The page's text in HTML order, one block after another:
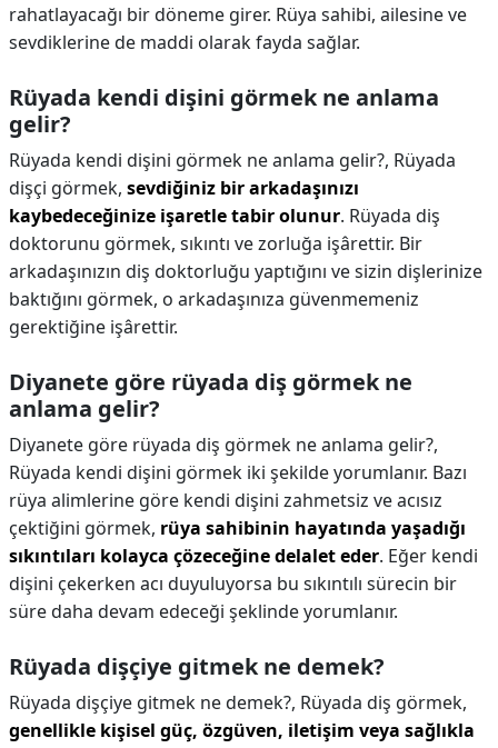
rahatlayacağı bir döneme girer. Rüya sahibi, ailesine ve
sevdiklerine de maddi olarak fayda sağlar.
Rüyada kendi dişini görmek ne anlama
gelir?
Rüyada kendi dişini görmek ne anlama gelir?, Rüyada
dişçi görmek, sevdiğiniz bir arkadaşınızı
kaybedeceğinize işaretle tabir olunur. Rüyada diş
doktorunu görmek, sıkıntı ve zorluğa işârettir. Bir
arkadaşınızın diş doktorluğu yaptığını ve sizin dişlerinize
baktığını görmek, o arkadaşınıza güvenmemeniz
gerektiğine işârettir.
Diyanete göre rüyada diş görmek ne
anlama gelir?
Diyanete göre rüyada diş görmek ne anlama gelir?,
Rüyada kendi dişini görmek iki şekilde yorumlanır. Bazı
rüya alimlerine göre kendi dişini zahmetsiz ve acısız
çektiğini görmek, rüya sahibinin hayatında yaşadığı
sıkıntıları kolayca çözeceğine delalet eder. Eğer kendi
dişini çekerken acı duyuluyorsa bu sıkıntılı sürecin bir
süre daha devam edeceği şeklinde yorumlanır.
Rüyada dişçiye gitmek ne demek?
Rüyada dişçiye gitmek ne demek?, Rüyada diş görmek,
genellikle kişisel güç, özgüven, iletişim veya sağlıkla